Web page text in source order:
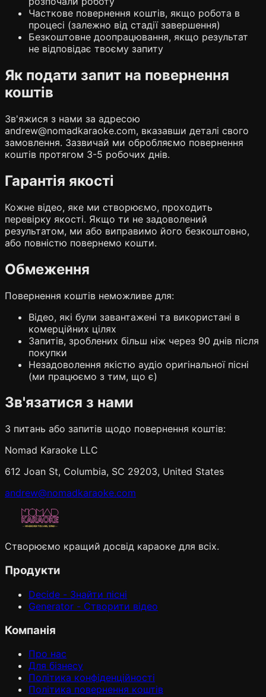
Часткове повернення коштів, якщо робота в
процесі (залежно від стадії завершення)
Безкоштовне доопрацювання, якщо результат
не відповідає твоєму запиту
Як подати запит на повернення
коштів
Зв'яжися з нами за адресою
andrew@nomadkaraoke.com, вказавши деталі свого
замовлення. Зазвичай ми обробляємо повернення
коштів протягом 3-5 робочих днів.
Гарантія якості
Кожне відео, яке ми створюємо, проходить
перевірку якості. Якщо ти не задоволений
результатом, ми або виправимо його безкоштовно,
або повністю повернемо кошти.
Обмеження
Повернення коштів неможливе для:
Відео, які були завантажені та використані в
комерційних цілях
Запитів, зроблених більш ніж через 90 днів після
покупки
Незадоволення якістю аудіо оригінальної пісні
(ми працюємо з тим, що є)
Зв'язатися з нами
З питань або запитів щодо повернення коштів:
Nomad Karaoke LLC
612 Joan St, Columbia, SC 29203, United States
andrew@nomadkaraoke.com
Створюємо кращий досвід караоке для всіх.
Продукти
Decide - Знайти пісні
Generator - Створити відео
Компанія
Про нас
Для бізнесу
Політика конфіденційності
Політика повернення коштів